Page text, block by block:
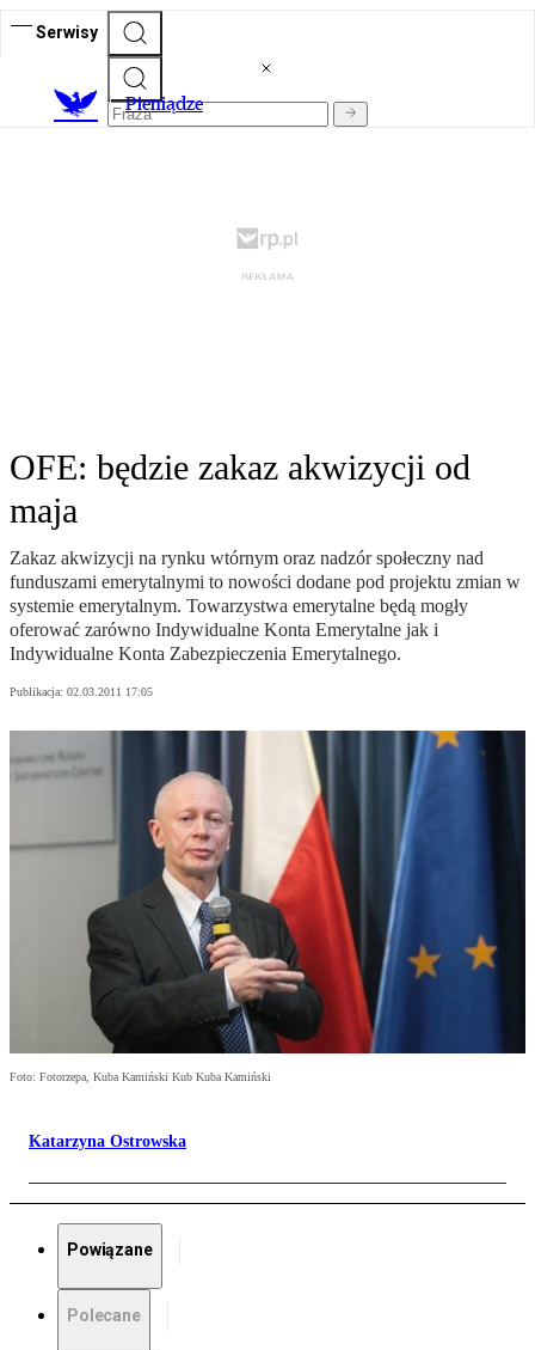
Serwisy
Pieniądze
OFE: będzie zakaz akwizycji od
maja
Zakaz akwizycji na rynku wtórnym oraz nadzór społeczny nad
funduszami emerytalnymi to nowości dodane pod projektu zmian w
systemie emerytalnym. Towarzystwa emerytalne będą mogły
oferować zarówno Indywidualne Konta Emerytalne jak i
Indywidualne Konta Zabezpieczenia Emerytalnego.
Publikacja: 02.03.2011 17:05
Foto: Fotorzepa, Kuba Kamiński Kub Kuba Kamiński
Katarzyna Ostrowska
Powiązane
Polecane